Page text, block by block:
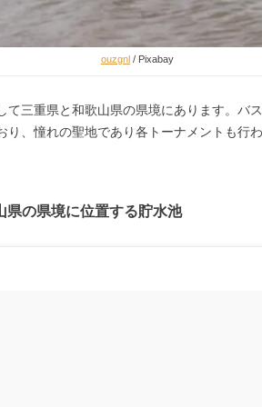
ouzgnl / Pixabay
て三重県と和歌山県の県境にあります。バ
り、憧れの聖地であり各トーナメントも行
県の県境に位置する貯水池